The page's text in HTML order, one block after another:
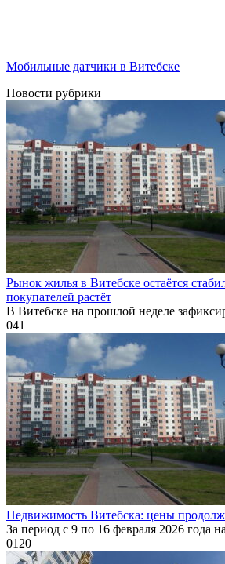
Мобильные датчики в Витебске
Новости рубрики
Рынок жилья в Витебске остаётся
покупателей растёт
В Витебске на прошлой неделе
041
Недвижимость Витебска: цены
За период с 9 по 16 февраля 2026 года
0120